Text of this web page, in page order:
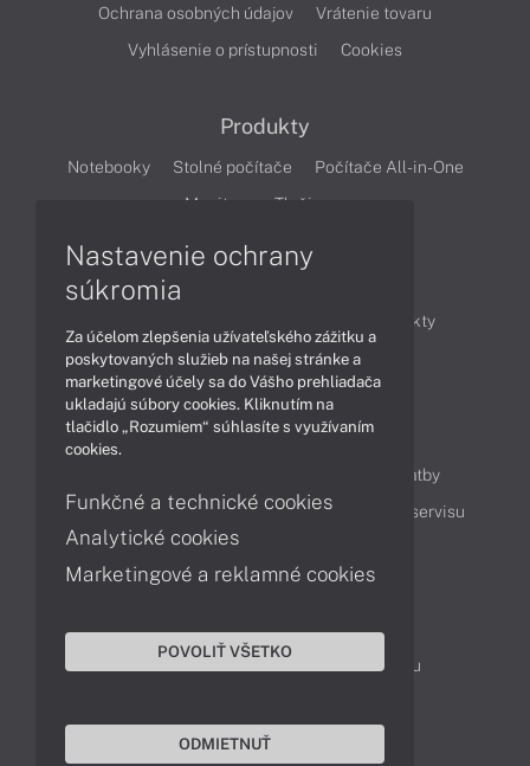
Ochrana osobných údajov
Vrátenie tovaru
Vyhlásenie o prístupnosti
Cookies
Produkty
Notebooky Stolné počítače
Počítače All-in-One
Monitory
Tlačiarne
Produkty
Technológie
Videá
Obsah
Možnosti doručenia a platby
Podpora a servis
Servisné služby Cenník servisu
Kontakty
043 4224 771
Obchodné oddelenie
Reklamácia tovaru
Nastavenie ochrany
súkromia
Za účelom zlepšenia užívateľského zážitku a
poskytovaných služieb na našej stránke a
marketingové účely sa do Vášho prehliadača
ukladajú súbory cookies. Kliknutím na
tlačidlo „Rozumiem“ súhlasíte s využívaním
cookies.
Funkčné a technické cookies
Analytické cookies
Marketingové a reklamné cookies
POVOLIŤ VŠETKO
ODMIETNUŤ